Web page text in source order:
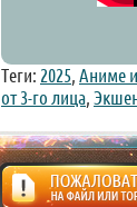
Теги: 2025, Аниме
от 3-го лица,